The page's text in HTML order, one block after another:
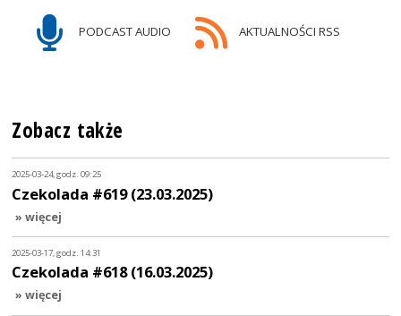
PODCAST AUDIO AKTUALNOŚCI RSS
Zobacz także
2025-03-24, godz. 09:25
Czekolada #619 (23.03.2025)
» więcej
2025-03-17, godz. 14:31
Czekolada #618 (16.03.2025)
» więcej